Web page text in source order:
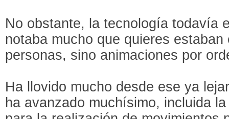
No obstante, la tecnología todavía
notaba mucho que quieres
personas, sino animaciones por
Ha llovido mucho desde ese ya
ha avanzado muchísimo, incluida